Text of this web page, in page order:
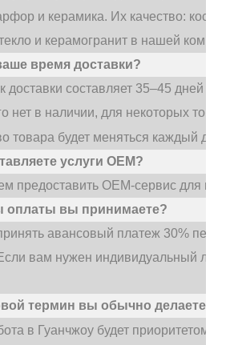
и керамика. Их качество:
и керамогранит в нашей
время доставки?
доставки составляет 35–45 дней
нет в наличии, для некоторых
товара будет меняться каждый
услуги OEM?
предоставить OEM-сервис для
оплаты вы принимаете?
авансовый платеж 30%
вам нужен индивидуальный
термин вы обычно делаете?
в Гуанчжоу будет приоритетом,